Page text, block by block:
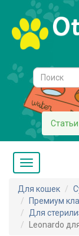
Статьи
Для кошек
Премиум
Для
Leonardo